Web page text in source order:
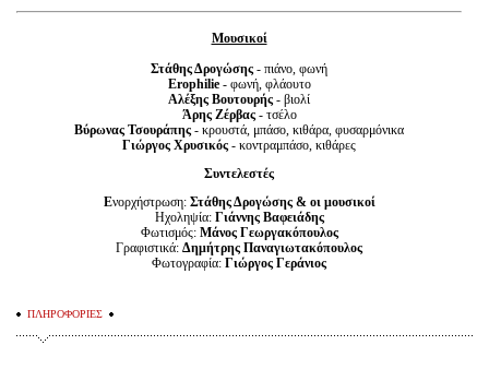
Μουσικοί
Στάθης Δρογώσης - πιάνο, φωνή
Erophilie - φωνή, φλάουτο
Αλέξης Βουτουρής - βιολί
Άρης Ζέρβας- τσέλο
Βύρωνας Τσουράπης - κρουστά, μπάσο, κιθάρα, φυσαρμόνικα
Γιώργος Χρυσικός - κοντραμπάσο, κιθάρες
Συντελεστές
Ενορχήστρωση:Στάθης Δρογώσης & οι μουσικοί
Ηχοληψία: Γιάννης Βαφειάδης
Φωτισμός: Μάνος Γεωργακόπουλος
Γραφιστικά: Δημήτρης Παναγιωτακόπουλος
Φωτογραφία: Γιώργος Γεράνιος
ΠΛΗΡΟΦΟΡΙΕΣ